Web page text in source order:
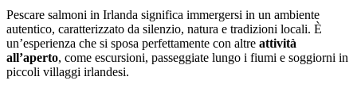
Pescare salmoni in Irlanda significa immergersi in un ambiente
autentico, caratterizzato da silenzio, natura e tradizioni locali. È
un’esperienza che si sposa perfettamente con altre attività
all’aperto, come escursioni, passeggiate lungo i fiumi e soggiorni in
piccoli villaggi irlandesi.